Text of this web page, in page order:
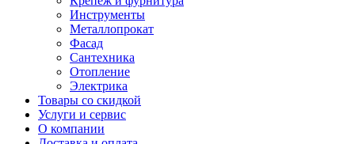
Инструменты
Металлопрокат
Фасад
Сантехника
Отопление
Электрика
Товары со скидкой
Услуги и сервис
О компании